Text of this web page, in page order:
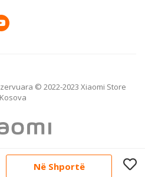
Në Shportë
© 2022-2023 Xiaomi Store
Kosova